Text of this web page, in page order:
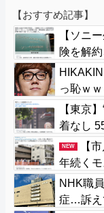
【おすすめ記事】
【ソニ
険を解
っ恥ｗ
【東京
着なし
NEW
【
年続く
とムス
に温度差
NHK職
症…訴え